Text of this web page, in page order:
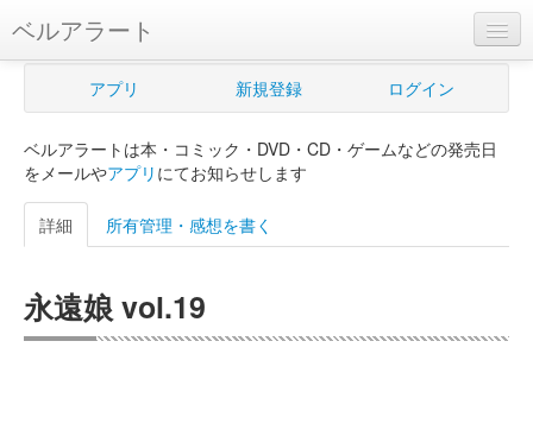
ベルアラート
ベルアラートとは
新規登録
ログイン
購入管理
アプリ 新規登録 ログイン
ベルアラートは本・コミック・DVD・CD・ゲームなどの発売日
をメールやアプリ にてお知らせします
詳細 所有管理・感想を書く
永遠娘 vol.19